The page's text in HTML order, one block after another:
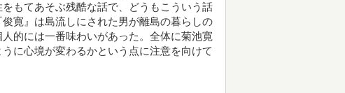
もてあそぶ残酷な話で、どうもこういう話
寛』は島流しにされた男が離島の暮らしの
的には一番味わいがあった。全体に菊池寛
に心境が変わるかという点に注意を向けて